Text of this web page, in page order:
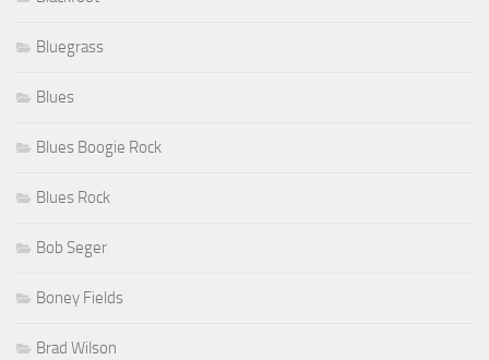
Bluegrass
Blues
Blues Boogie Rock
Blues Rock
Bob Seger
Boney Fields
Brad Wilson